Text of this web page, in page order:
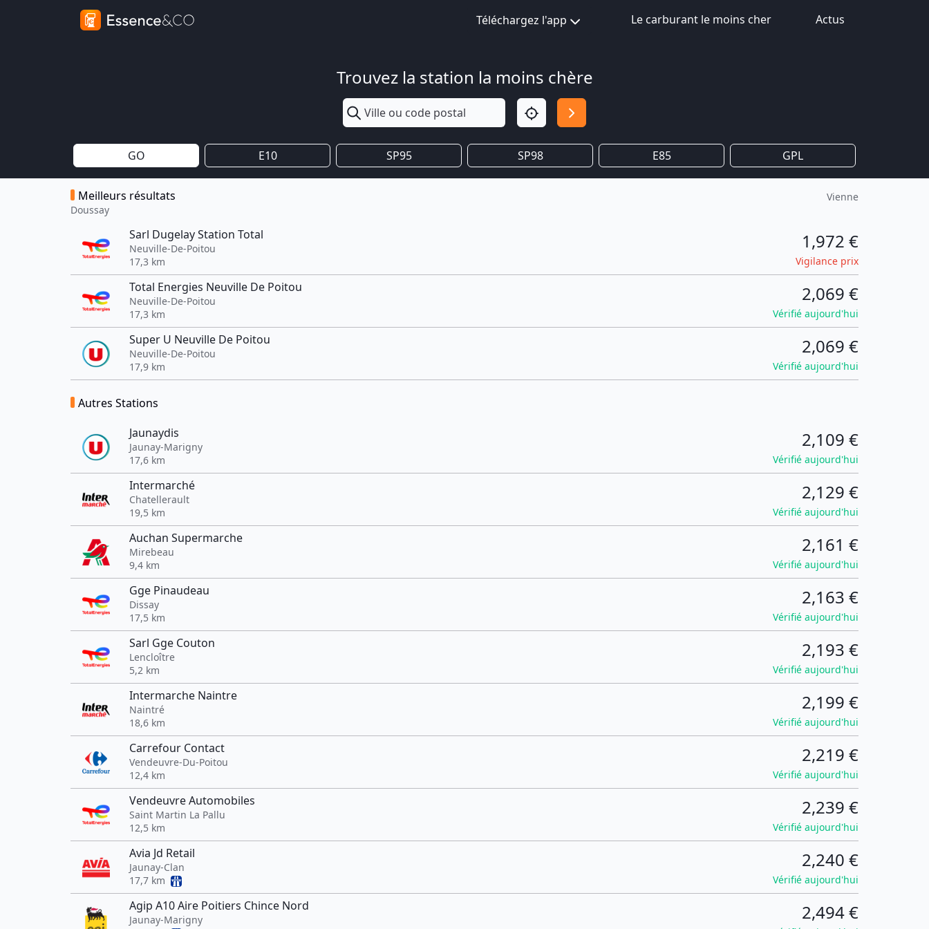
Téléchargez l'app Le carburant le moins cher Actus
Trouvez la station la moins chère
GO E10 SP95 SP98 E85 GPL
Meilleurs résultats
Doussay
Vienne
Sarl Dugelay Station Total
Neuville-De-Poitou
17,3 km
1,972 €
Vigilance prix
Total Energies Neuville De Poitou
Neuville-De-Poitou
17,3 km
2,069 €
Vérifié aujourd'hui
Super U Neuville De Poitou
Neuville-De-Poitou
17,9 km
2,069 €
Vérifié aujourd'hui
Autres Stations
Jaunaydis
Jaunay-Marigny
17,6 km
2,109 €
Vérifié aujourd'hui
Intermarché
Chatellerault
19,5 km
2,129 €
Vérifié aujourd'hui
Auchan Supermarche
Mirebeau
9,4 km
2,161 €
Vérifié aujourd'hui
Gge Pinaudeau
Dissay
17,5 km
2,163 €
Vérifié aujourd'hui
Sarl Gge Couton
Lencloître
5,2 km
2,193 €
Vérifié aujourd'hui
Intermarche Naintre
Naintré
18,6 km
2,199 €
Vérifié aujourd'hui
Carrefour Contact
Vendeuvre-Du-Poitou
12,4 km
2,219 €
Vérifié aujourd'hui
Vendeuvre Automobiles
Saint Martin La Pallu
12,5 km
2,239 €
Vérifié aujourd'hui
Avia Jd Retail
Jaunay-Clan
17,7 km
2,240 €
Vérifié aujourd'hui
Agip A10 Aire Poitiers Chince Nord
Jaunay-Marigny
2,494 €